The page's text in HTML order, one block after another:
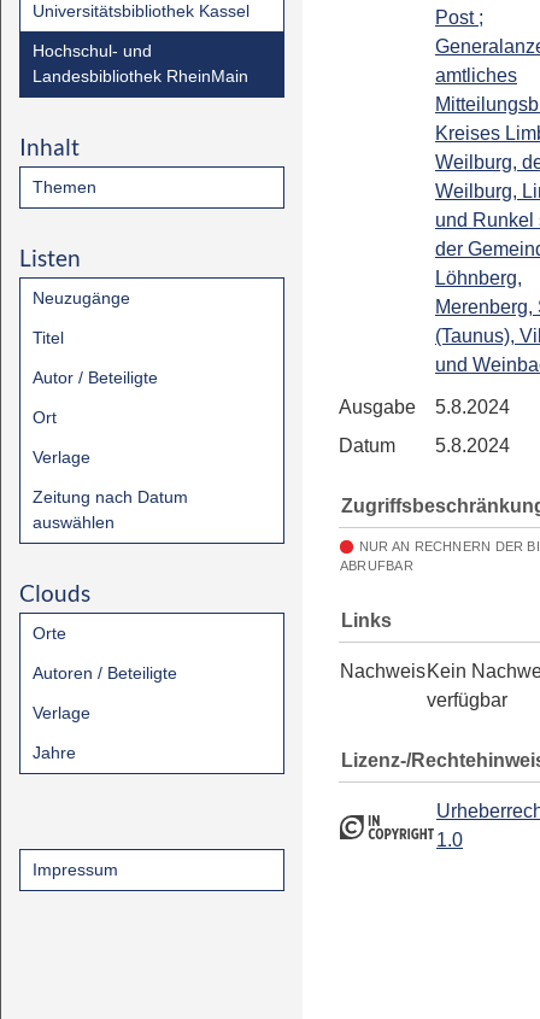
Universitätsbibliothek Kassel
Hochschul- und
Landesbibliothek RheinMain
Inhalt
Themen
Listen
Neuzugänge
Titel
Autor / Beteiligte
Ort
Verlage
Zeitung nach Datum
auswählen
Clouds
Orte
Autoren / Beteiligte
Verlage
Jahre
Impressum
Post ;
amtliches
Kreises
Weilburg,
Weilburg,
und Runkel
der
Löhnberg,
Merenberg,
(Taunus),
und
Ausgabe
5.8.2024
Datum
5.8.2024
NUR AN RECHNERN DER
ABRUFBAR
Links
NachweisKein
verfügbar
Lizenz-/
1.0